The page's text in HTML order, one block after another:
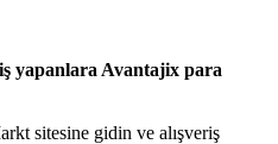
yapanlara Avantajix para
sitesine gidin ve alışveriş